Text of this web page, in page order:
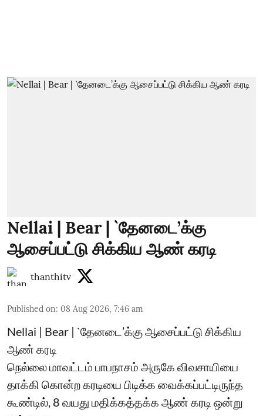
Nellai | Bear | `தேனடை’க்கு
ஆசைப்பட்டு சிக்கிய ஆண் கரடி
thanthitv
Published on: 08 Aug 2026, 7:46 am
Nellai | Bear | `தேனடை’க்கு ஆசைப்பட்டு சிக்கிய
ஆண் கரடி
நெல்லை மாவட்டம் பாபநாசம் அருகே விவசாயியை
தாக்கி கொன்ற கரடியை பிடிக்க வைக்கப்பட்டிருந்த
கூண்டில், 8 வயது மதிக்கத்தக்க ஆண் கரடி ஒன்று